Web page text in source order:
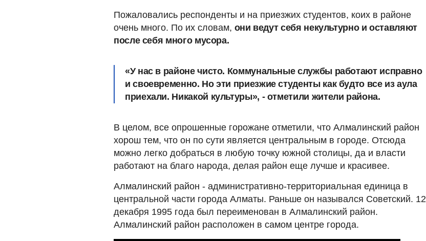
Пожаловались респонденты и на приезжих студентов, коих в районе
очень много. По их словам, они ведут себя некультурно и оставляют
после себя много мусора.
«У нас в районе чисто. Коммунальные службы работают исправно
и своевременно. Но эти приезжие студенты как будто все из аула
приехали. Никакой культуры», - отметили жители района.
В целом, все опрошенные горожане отметили, что Алмалинский район
хорош тем, что он по сути является центральным в городе. Отсюда
можно легко добраться в любую точку южной столицы, да и власти
работают на благо народа, делая район еще лучше и красивее.
Алмалинский район - административно-территориальная единица в
центральной части города Алматы. Раньше он назывался Советский. 12
декабря 1995 года был переименован в Алмалинский район.
Алмалинский район расположен в самом центре города.